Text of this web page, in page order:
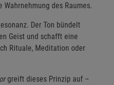
des Raumes.
Der Ton bündelt
Geist und schafft eine
Rituale, Meditation oder
greift dieses Prinzip auf –